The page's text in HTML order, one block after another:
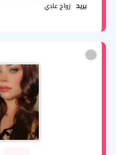
يريد
زواج عادي